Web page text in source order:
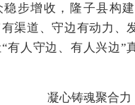
稳步增收，隆子县构
渠道、守边有动力、
有人守边、有人兴边”
凝心铸魂聚合力